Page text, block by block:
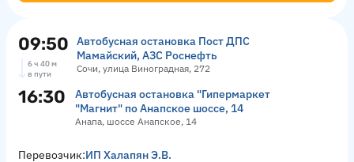
09:50
Автобусная остановка Пост ДПС
Мамайский, АЗС Роснефть
Сочи, улица Виноградная, 272
6 ч 40 м
в пути
16:30
Автобусная остановка "Гипермаркет
"Магнит" по Анапское шоссе, 14
Анапа, шоссе Анапское, 14
Перевозчик:ИП Халапян Э.В.